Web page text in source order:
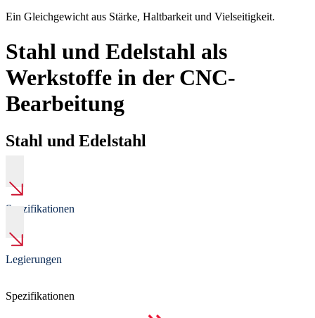
Ein Gleichgewicht aus Stärke, Haltbarkeit und Vielseitigkeit.
Stahl und Edelstahl als
Werkstoffe in der CNC-
Bearbeitung
Stahl und Edelstahl
Spezifikationen
Legierungen
Spezifikationen